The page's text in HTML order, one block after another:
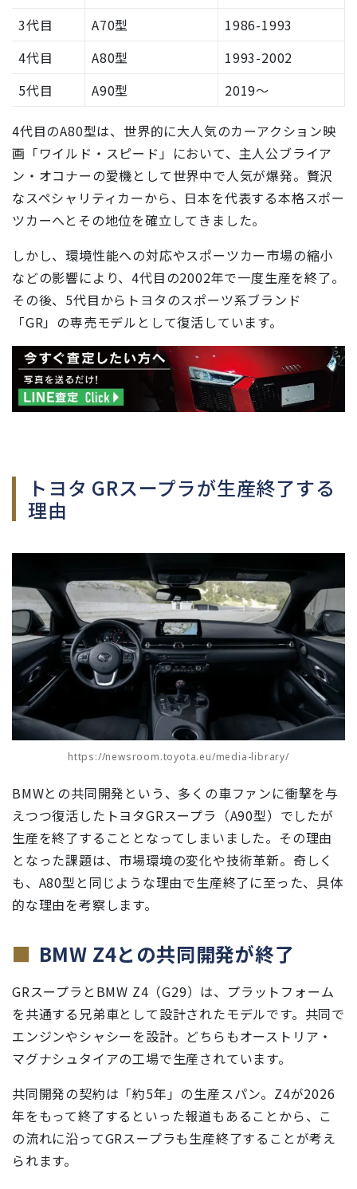
3代目
A70型
1986-1993
4代目
A80型
1993-2002
5代目
A90型 2019〜
4代目のA80型は、世界的に大人気のカーアクション映
画「ワイルド・スピード」において、主人公ブライア
ン・オコナーの愛機として世界中で人気が爆発。贅沢
なスペシャリティカーから、日本を代表する本格スポー
ツカーへとその地位を確立してきました。
しかし、環境性能への対応やスポーツカー市場の縮小
などの影響により、4代目の2002年で一度生産を終了。
その後、5代目からトヨタのスポーツ系ブランド
「GR」の専売モデルとして復活しています。
トヨタ GRスープラが生産終了する
理由
https://newsroom.toyota.eu/media-library/
BMWとの共同開発という、多くの車ファンに衝撃を与
えつつ復活したトヨタGRスープラ（A90型）でしたが
生産を終了することとなってしまいました。その理由
となった課題は、市場環境の変化や技術革新。奇しく
も、A80型と同じような理由で生産終了に至った、具体
的な理由を考察します。
BMW Z4との共同開発が終了
GRスープラとBMW Z4（G29）は、プラットフォーム
を共通する兄弟車として設計されたモデルです。共同で
エンジンやシャシーを設計。どちらもオーストリア・
マグナシュタイアの工場で生産されています。
共同開発の契約は「約5年」の生産スパン。Z4が2026
年をもって終了するといった報道もあることから、こ
の流れに沿ってGRスープラも生産終了することが考え
られます。